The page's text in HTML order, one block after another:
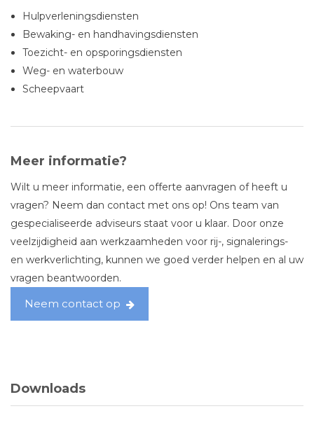
Hulpverleningsdiensten
Bewaking- en handhavingsdiensten
Toezicht- en opsporingsdiensten
Weg- en waterbouw
Scheepvaart
Meer informatie?
Wilt u meer informatie, een offerte aanvragen of heeft u
vragen? Neem dan contact met ons op! Ons team van
gespecialiseerde adviseurs staat voor u klaar. Door onze
veelzijdigheid aan werkzaamheden voor rij-, signalerings-
en werkverlichting, kunnen we goed verder helpen en al uw
vragen beantwoorden.
Neem contact op
Downloads